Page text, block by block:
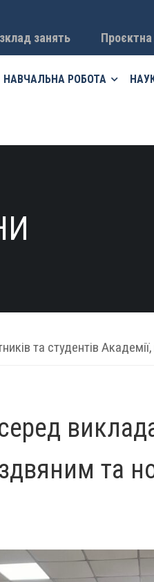
занять Проєктна
НАВЧАЛЬНА РОБОТА
та студентів
та